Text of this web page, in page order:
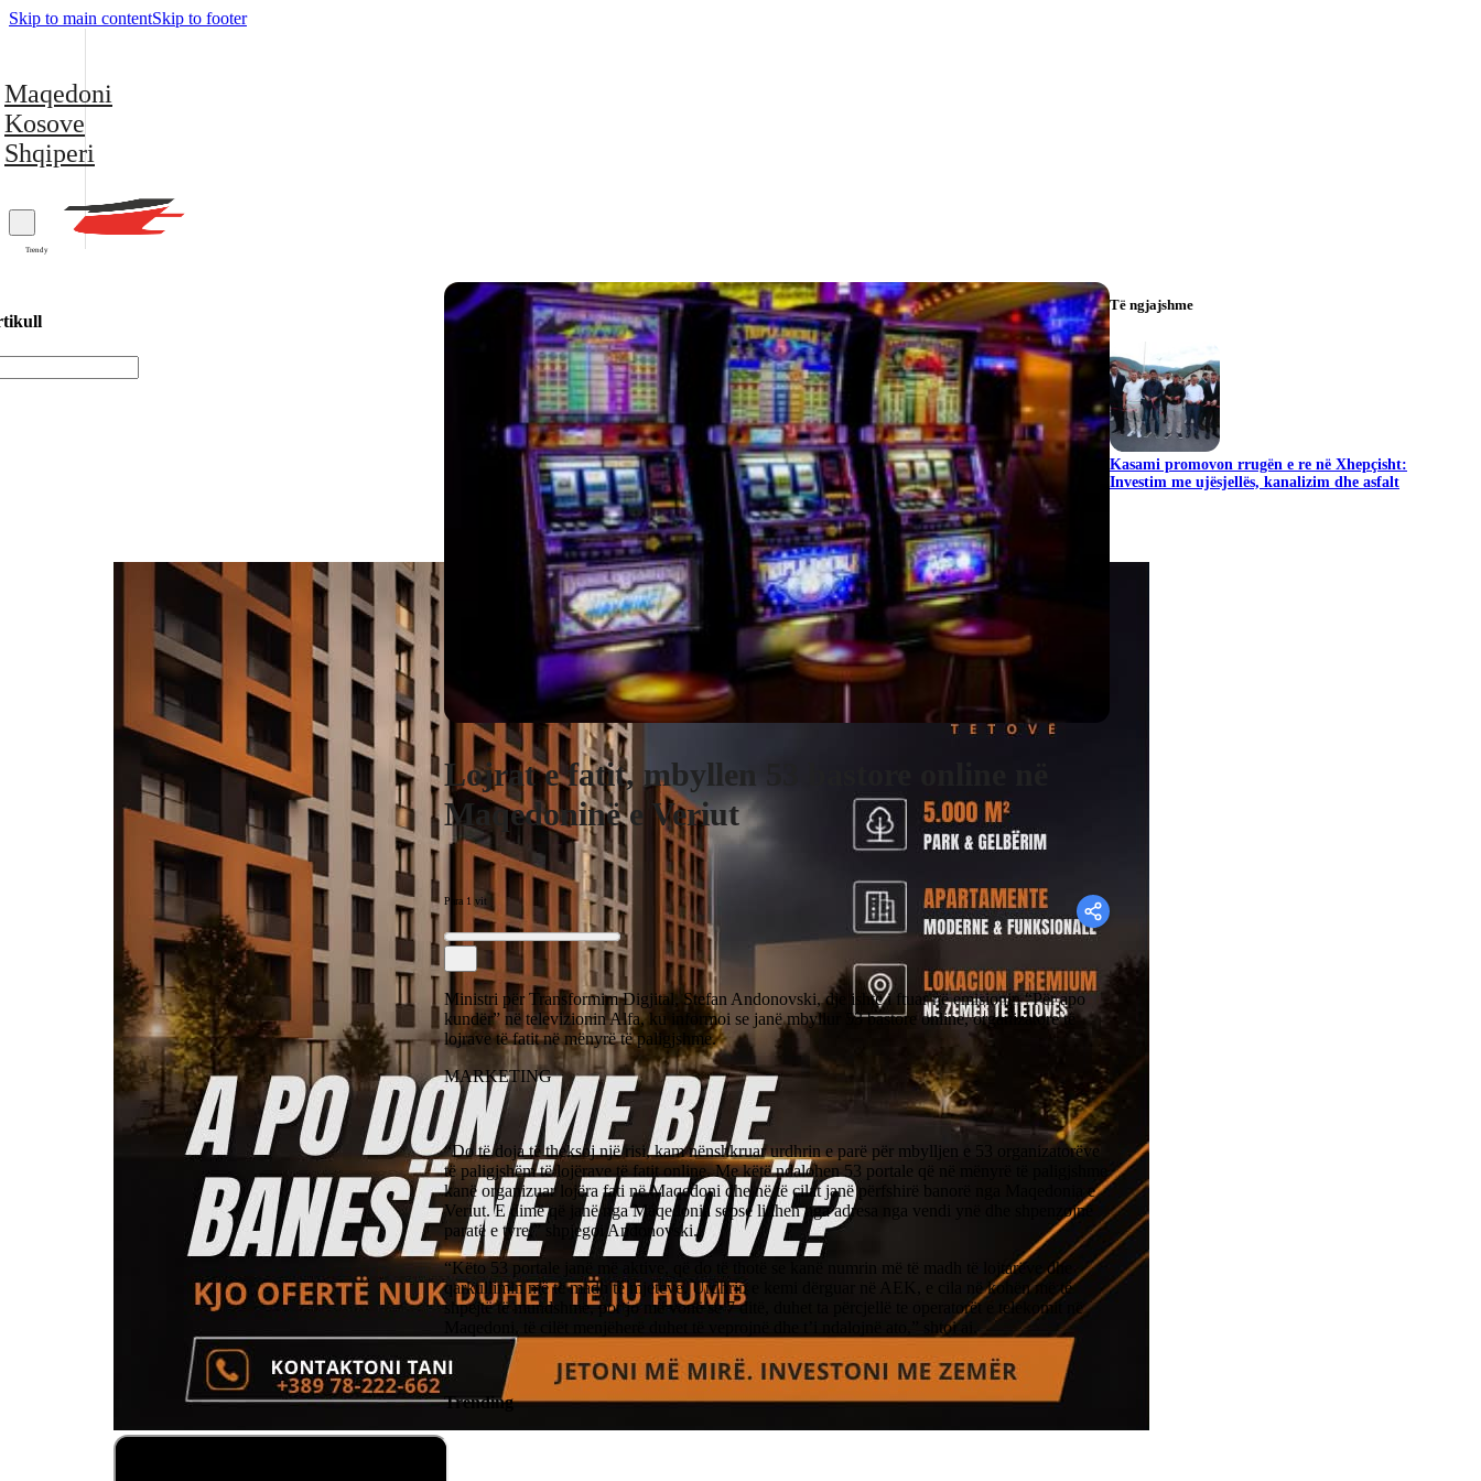
Skip to main contentSkip to footer
Maqedoni
Kosove
Shqiperi
Trendy
Lojrat e fatit, mbyllen 53 bastore online në
Maqedoninë e Veriut
Para 1 vit
Ministri për Transformim Digjital, Stefan Andonovski, dje ishte i ftuar në emisionin “Për apo
kundër” në televizionin Alfa, ku informoi se janë mbyllur 53 bastore online, organizatore të
lojrave të fatit në mënyrë të paligjshme.
MARKETING
“Do të doja të theksoj një risi, kam nënshkruar urdhrin e parë për mbylljen e 53 organizatorëve
të paligjshëm të lojërave të fatit online. Me këtë ndalohen 53 portale që në mënyrë të paligjshme
kanë organizuar lojëra fati në Maqedoni dhe në të cilat janë përfshirë banorë nga Maqedonia e
Veriut. E dimë që janë nga Maqedonia sepse lidhen nga adresa nga vendi ynë dhe shpenzojnë
paratë e tyre,” shpjegoi Andonovski.
“Këto 53 portale janë më aktive, që do të thotë se kanë numrin më të madh të lojtarëve dhe
qarkullimin më të madh të mjeteve. Urdhrin e kemi dërguar në AEK, e cila në kohën më të
shpejtë të mundshme, por jo më vonë se 7 ditë, duhet ta përcjellë te operatorët e telekomit në
Maqedoni, të cilët menjëherë duhet të veprojnë dhe t’i ndalojnë ato,” shtoi ai.
Trending
Të ngjajshme
Kasami promovon rrugën e re në Xhepçisht:
Investim me ujësjellës, kanalizim dhe asfalt